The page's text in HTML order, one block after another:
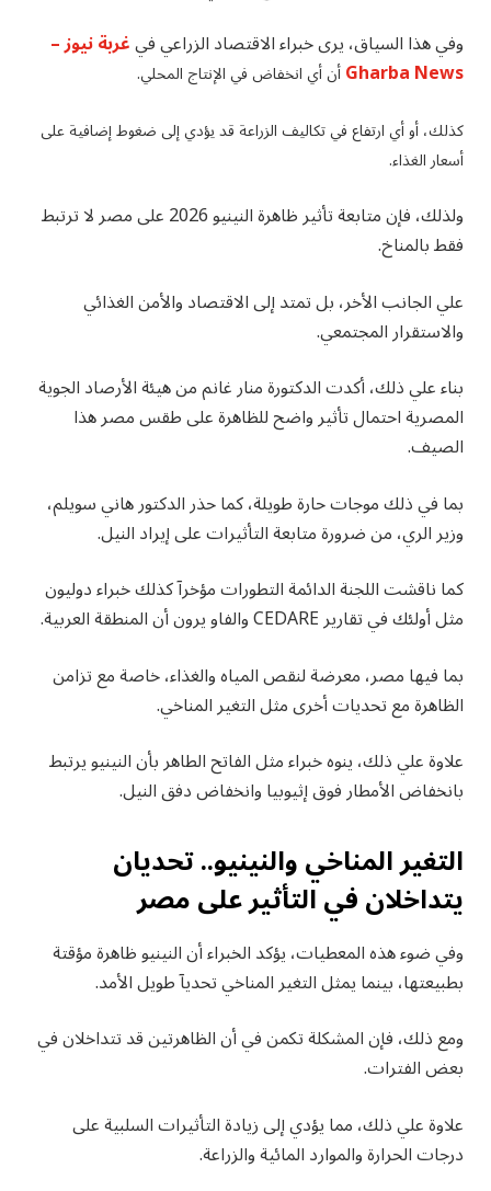
وفي هذا السياق، يرى خبراء الاقتصاد الزراعي فيغربة نيوز –
Gharba Newsأن أي انخفاض في الإنتاج المحلي.
كذلك، أو أي ارتفاع في تكاليف الزراعة قد يؤدي إلى ضغوط إضافية على
أسعار الغذاء.
ولذلك، فإن متابعة تأثير ظاهرة النينيو 2026 على مصر لا ترتبط
فقط بالمناخ.
علي الجانب الأخر، بل تمتد إلى الاقتصاد والأمن الغذائي
والاستقرار المجتمعي.
بناء علي ذلك، أكدت الدكتورة منار غانم من هيئة الأرصاد الجوية
المصرية احتمال تأثير واضح للظاهرة على طقس مصر هذا
الصيف.
بما في ذلك موجات حارة طويلة، كما حذر الدكتور هاني سويلم،
وزير الري، من ضرورة متابعة التأثيرات على إيراد النيل.
كما ناقشت اللجنة الدائمة التطورات مؤخرآ كذلك خبراء دوليون
مثل أولئك في تقارير CEDARE والفاو يرون أن المنطقة العربية.
بما فيها مصر، معرضة لنقص المياه والغذاء، خاصة مع تزامن
الظاهرة مع تحديات أخرى مثل التغير المناخي.
علاوة علي ذلك، ينوه خبراء مثل الفاتح الطاهر بأن النينيو يرتبط
بانخفاض الأمطار فوق إثيوبيا وانخفاض دفق النيل.
التغير المناخي والنينيو.. تحديان
يتداخلان في التأثير على مصر
وفي ضوء هذه المعطيات، يؤكد الخبراء أن النينيو ظاهرة مؤقتة
بطبيعتها، بينما يمثل التغير المناخي تحديآ طويل الأمد.
ومع ذلك، فإن المشكلة تكمن في أن الظاهرتين قد تتداخلان في
بعض الفترات.
علاوة علي ذلك، مما يؤدي إلى زيادة التأثيرات السلبية على
درجات الحرارة والموارد المائية والزراعة.